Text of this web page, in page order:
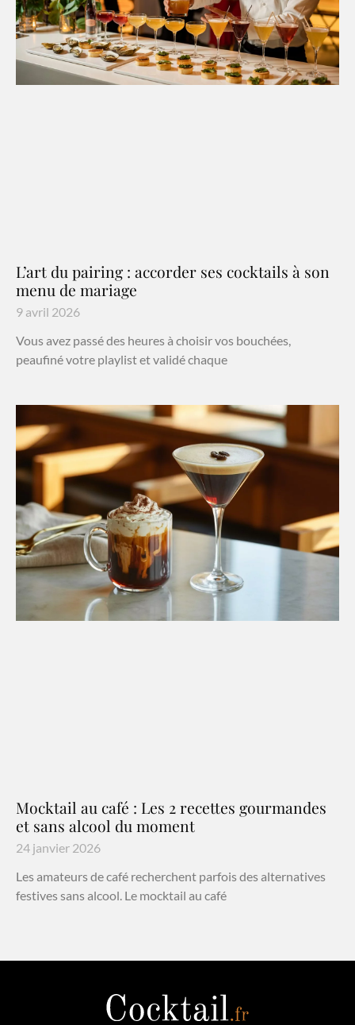
L’art du pairing : accorder ses cocktails à son
menu de mariage
9 avril 2026
Vous avez passé des heures à choisir vos bouchées,
peaufiné votre playlist et validé chaque
Mocktail au café : Les 2 recettes gourmandes
et sans alcool du moment
24 janvier 2026
Les amateurs de café recherchent parfois des alternatives
festives sans alcool. Le mocktail au café